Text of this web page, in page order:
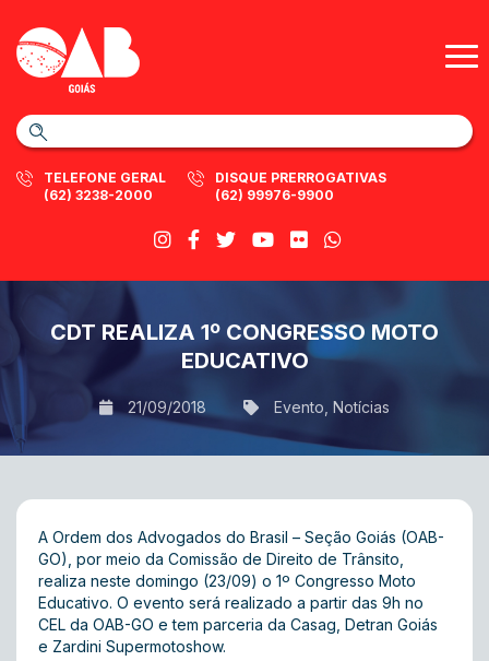
TELEFONE GERAL
(62) 3238-2000
DISQUE PRERROGATIVAS
(62) 99976-9900
CDT REALIZA 1º CONGRESSO MOTO
EDUCATIVO
21/09/2018 Evento Notícias
A Ordem dos Advogados do Brasil – Seção Goiás (OAB-
GO), por meio da Comissão de Direito de Trânsito,
realiza neste domingo (23/09) o 1º Congresso Moto
Educativo. O evento será realizado a partir das 9h no
CEL da OAB-GO e tem parceria da Casag, Detran Goiás
e Zardini Supermotoshow.